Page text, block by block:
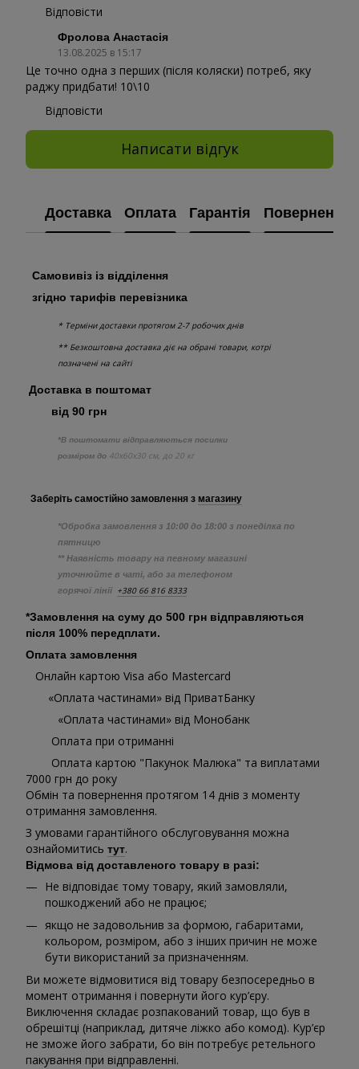
Відповісти
Фролова Анастасія
13.08.2025 в 15:17
Це точно одна з перших (після коляски) потреб, яку
раджу придбати! 10\10
Відповісти
Написати відгук
Доставка Оплата Гарантія Повернення
Самовивіз із відділення
згідно тарифів перевізника
* Терміни доставки протягом 2-7 робочих днів
** Безкоштовна доставка діє на обрані товари, котрі
позначені на сайті
Доставка в поштомат
від 90 грн
*В поштомати відправляються посилки
розміром до 40х60х30 см, до 20 кг
Заберіть самостійно замовлення з магазину
*Обробка замовлення з 10:00 до 18:00 з понеділка по
пятницю
** Наявність товару на певному магазині
уточнюйте в чаті, або за телефоном
горячої лінії +380 66 816 8333
*Замовлення на суму до 500 грн відправляються
після 100% передплати.
Оплата замовлення
Онлайн картою Visa або Mastercard
«Оплата частинами» від ПриватБанку
«Оплата частинами» від Монобанк
Оплата при отриманні
Оплата картою "Пакунок Малюка" та виплатами
7000 грн до року
Обмін та повернення протягом 14 днів з моменту
отримання замовлення.
З умовами гарантійного обслуговування можна
ознайомитись тут.
Відмова від доставленого товару в разі:
Не відповідає тому товару, який замовляли,
пошкоджений або не працює;
якщо не задовольнив за формою, габаритами,
кольором, розміром, або з інших причин не може
бути використаний за призначенням.
Ви можете відмовитися від товару безпосередньо в
момент отримання і повернути його кур’єру.
Виключення складає розпакований товар, що був в
обрешітці (наприклад, дитяче ліжко або комод). Кур’єр
не зможе його забрати, бо він потребує ретельного
пакування при відправленні.